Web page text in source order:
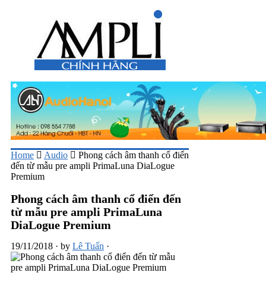
Home Audio
Phong cách âm thanh cổ điển
đến từ mẫu pre ampli PrimaLuna DiaLogue
Premium
Phong cách âm thanh cổ điển đến
từ mẫu pre ampli PrimaLuna
DiaLogue Premium
19/11/2018 · by Lê Tuấn ·